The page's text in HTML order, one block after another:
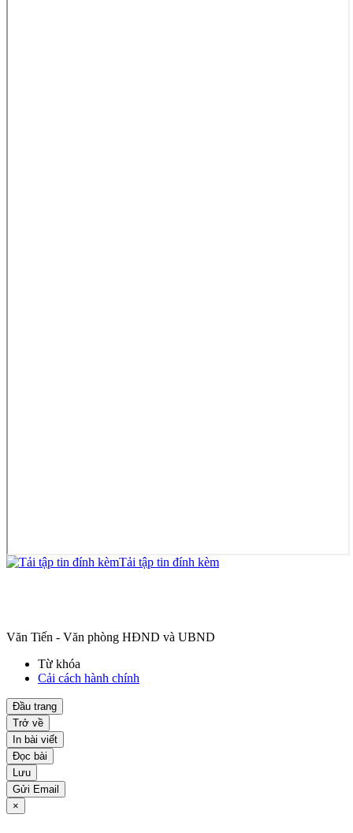
Tải tập tin đính kèm
Văn Tiến - Văn phòng HĐND và UBND
Từ khóa
Cải cách hành chính
Đầu trang
Trở về
In bài viết
Đọc bài
Lưu
Gửi Email
×